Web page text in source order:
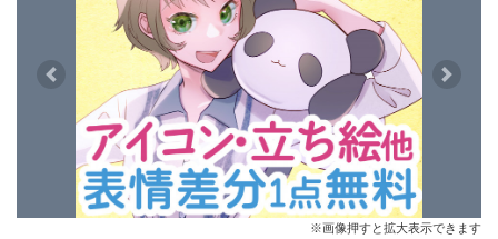
Previous Next
※画像押すと拡大表示できます